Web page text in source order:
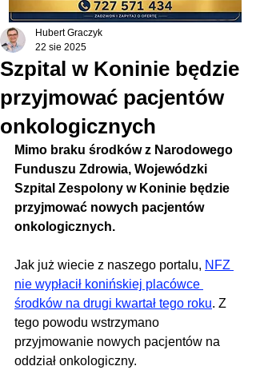
Szpital w Koninie będzie
przyjmować pacjentów
onkologicznych
Hubert Graczyk
22 sie 2025
Mimo braku środków z Narodowego
Funduszu Zdrowia, Wojewódzki
Szpital Zespolony w Koninie będzie
przyjmować nowych pacjentów
onkologicznych.
Jak już wiecie z naszego portalu, NFZ
nie wypłacił konińskiej placówce
środków na drugi kwartał tego roku. Z
tego powodu wstrzymano
przyjmowanie nowych pacjentów na
oddział onkologiczny.